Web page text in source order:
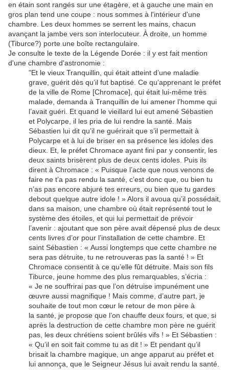
en étain sont rangés sur une étagère, et à gauche une main en
gros plan tend une coupe : nous sommes à l'intérieur d'une
chambre. Les deux hommes se serrent les mains, chacun
avançant la jambe vers son interlocuteur. À droite, un homme
(Tiburce?) porte une boîte rectangulaire.
Je consulte le texte de la Légende Dorée : il y est fait mention
d'une chambre d'astronomie :
"Et le vieux Tranquillin, qui était atteint d’une maladie
grave, guérit dès qu’il fut baptisé. Ce qu’apprenant le préfet
de la ville de Rome [Chromace], qui était lui-même très
malade, demanda à Tranquillin de lui amener l’homme qui
l’avait guéri. Et quand le vieillard lui eut amené Sébastien
et Polycarpe, il les pria de lui rendre la santé. Mais
Sébastien lui dit qu’il ne guérirait que s’il permettait à
Polycarpe et à lui de briser en sa présence les idoles des
dieux. Et, le préfet Chromace ayant fini par y consentir, les
deux saints brisèrent plus de deux cents idoles. Puis ils
dirent à Chromace : « Puisque l’acte que nous venons de
faire ne t’a pas rendu la santé, c’est donc que, ou bien tu
n’as pas encore abjuré tes erreurs, ou bien que tu gardes
debout quelque autre idole ! » Alors il avoua qu’il possédait,
dans sa maison, une chambre où était représenté tout le
système des étoiles, et qui lui permettait de prévoir
l’avenir : ajoutant que son père avait dépensé plus de deux
cents livres d’or pour l’installation de cette chambre. Et
saint Sébastien : « Aussi longtemps que cette chambre ne
sera pas détruite, tu ne retrouveras pas la santé ! » Et
Chromace consentit à ce qu’elle fût détruite. Mais son fils
Tiburce, jeune homme des plus remarquables, s’écria :
« Je ne souffrirai pas que l’on détruise impunément une
œuvre aussi magnifique ! Mais comme, d’autre part, je
souhaite de tout mon cœur le retour de mon père à
la santé, je propose que l’on chauffe deux fours, et que, si
après la destruction de cette chambre mon père ne guérit
pas, les deux chrétiens soient brûlés vifs ! » Et Sébastien :
« Qu’il en soit fait comme tu as dit ! » Et pendant qu’il
brisait la chambre magique, un ange apparut au préfet et
lui annonça, que le Seigneur Jésus lui avait rendu la santé.